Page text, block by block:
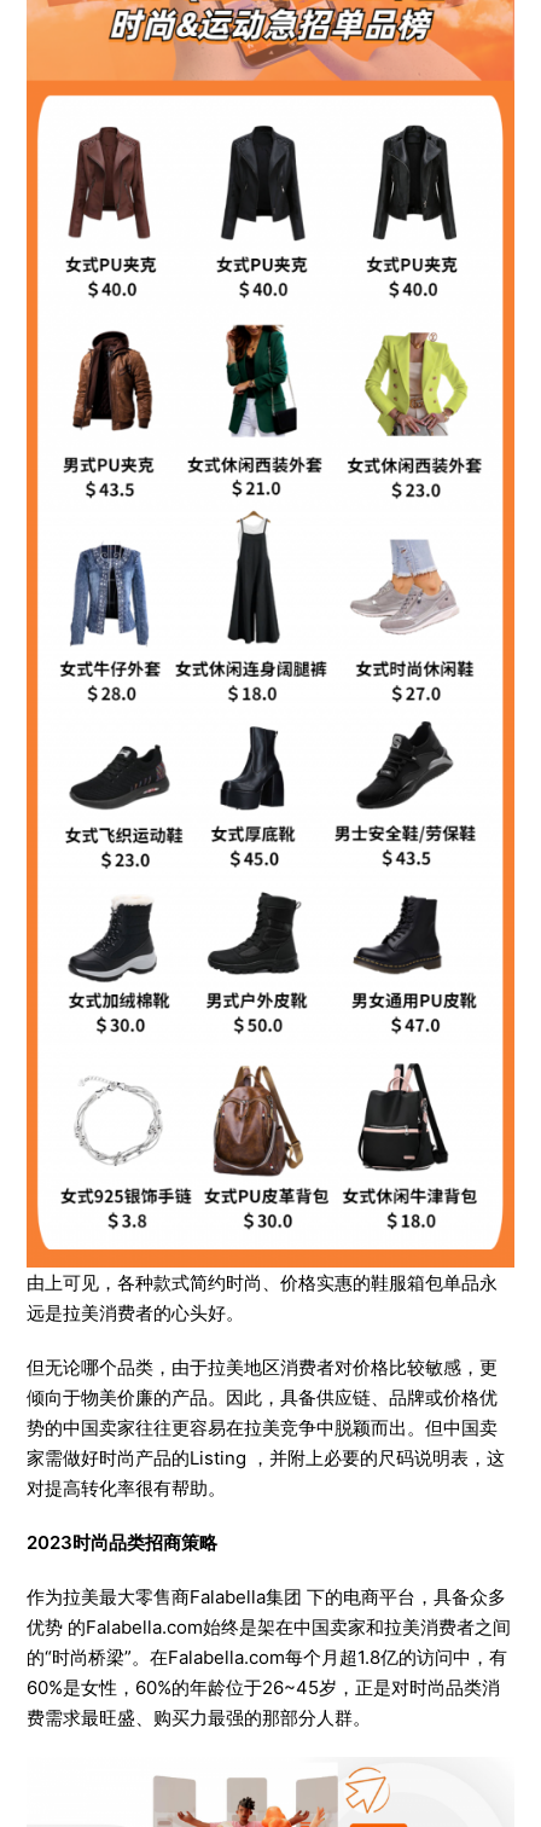
由上可见，各种款式简约时尚、价格实惠的鞋服箱包单品永
远是拉美消费者的心头好。
但无论哪个品类，由于拉美地区消费者对价格比较敏感，更
倾向于物美价廉的产品。因此，具备供应链、品牌或价格优
势的中国卖家往往更容易在拉美竞争中脱颖而出。但中国卖
家需做好时尚产品的Listing ，并附上必要的尺码说明表，这
对提高转化率很有帮助。
2023时尚品类招商策略
作为拉美最大零售商Falabella集团 下的电商平台，具备众多
优势 的Falabella.com始终是架在中国卖家和拉美消费者之间
的“时尚桥梁”。在Falabella.com每个月超1.8亿的访问中，有
60%是女性，60%的年龄位于26~45岁，正是对时尚品类消
费需求最旺盛、购买力最强的那部分人群。